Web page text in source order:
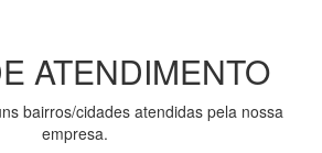
ATENDIMENTO
bairros/cidades atendidas pela nossa
empresa.